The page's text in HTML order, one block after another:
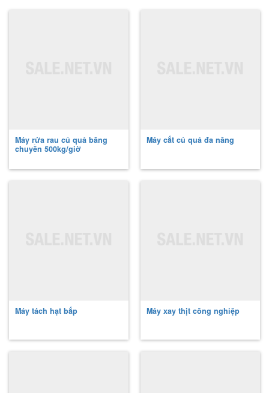
Máy rửa rau củ quả băng
chuyền 500kg/giờ
Máy cắt củ quả đa năng
Máy tách hạt bắp Máy xay thịt công nghiệp